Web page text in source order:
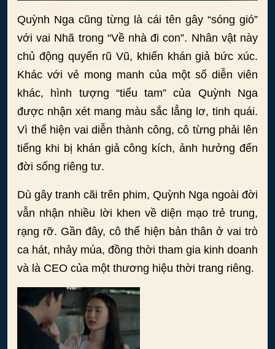
Quỳnh Nga cũng từng là cái tên gây “sóng gió”
với vai Nhã trong “Về nhà đi con”. Nhân vật này
chủ động quyến rũ Vũ, khiến khán giả bức xúc.
Khác với vẻ mong manh của một số diễn viên
khác, hình tượng “tiểu tam” của Quỳnh Nga
được nhận xét mang màu sắc lẳng lơ, tinh quái.
Vì thể hiện vai diễn thành công, cô từng phải lên
tiếng khi bị khán giả công kích, ảnh hưởng đến
đời sống riêng tư.
Dù gây tranh cãi trên phim, Quỳnh Nga ngoài đời
vẫn nhận nhiều lời khen về diện mạo trẻ trung,
rạng rỡ. Gần đây, cô thể hiện bản thân ở vai trò
ca hát, nhảy múa, đồng thời tham gia kinh doanh
và là CEO của một thương hiệu thời trang riêng.